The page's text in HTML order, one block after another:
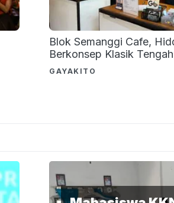
Blok Semanggi Cafe,
Berkonsep Klasik
GAYAKITO